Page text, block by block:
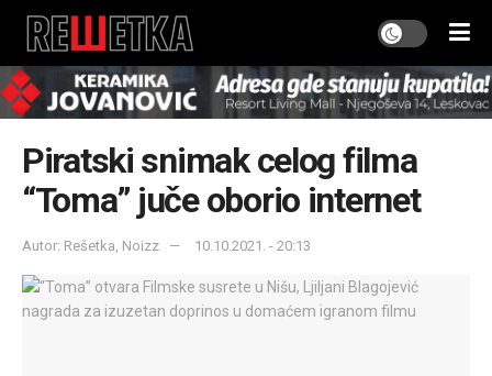
Piratski snimak celog filma
“Toma” juče oborio internet
Autor: Rešetka, Noizz 10.10.2021. - 20:13